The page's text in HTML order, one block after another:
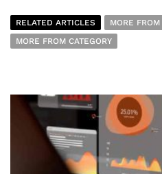
RELATED ARTICLES
MORE
MORE FROM CATEGORY